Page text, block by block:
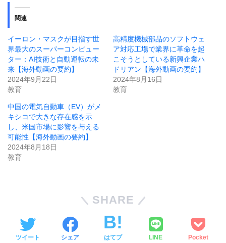
関連
イーロン・マスクが目指す世
界最大のスーパーコンピュー
ター：AI技術と自動運転の未
来【海外動画の要約】
2024年9月22日
教育
高精度機械部品のソフトウェ
ア対応工場で業界に革命を起
こそうとしている新興企業ハ
ドリアン【海外動画の要約】
2024年8月16日
教育
中国の電気自動車（EV）がメ
キシコで大きな存在感を示
し、米国市場に影響を与える
可能性【海外動画の要約】
2024年8月18日
教育
SHARE
ツイート シェア はてブ LINE Pocket